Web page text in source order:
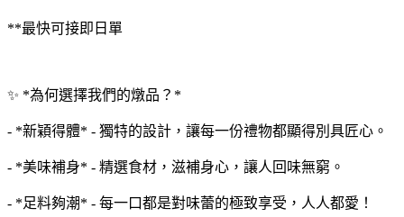
**最快可接即日單
✨ *為何選擇我們的燉品？*
- *新穎得體* - 獨特的設計，讓每一份禮物都顯得別具匠心。
- *美味補身* - 精選食材，滋補身心，讓人回味無窮。
- *足料夠潮* - 每一口都是對味蕾的極致享受，人人都愛！